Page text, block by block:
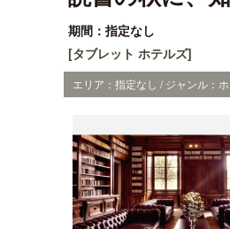
期間：指定なし
[タブレット ホテルズ]
エリア：指定なし / ジャンル：